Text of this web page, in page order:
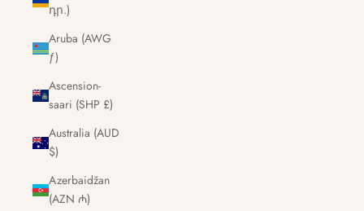
դր.)
Aruba (AWG
ƒ)
Ascension-
saari (SHP £)
Australia (AUD
$)
Azerbaidžan
(AZN ₼)